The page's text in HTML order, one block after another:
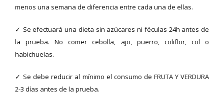
menos una semana de diferencia entre cada una de ellas.
✓ Se efectuará una dieta sin azúcares ni féculas 24h antes de
la prueba. No comer cebolla, ajo, puerro, coliflor, col o
habichuelas.
✓ Se debe reducir al mínimo el consumo de FRUTA Y VERDURA
2-3 días antes de la prueba.